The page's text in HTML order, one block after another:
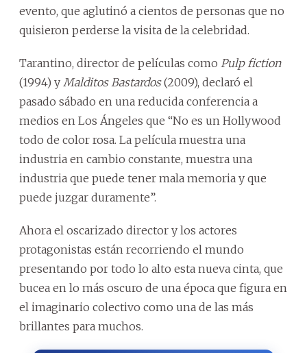
evento, que aglutinó a cientos de personas que no
quisieron perderse la visita de la celebridad.
Tarantino, director de películas como Pulp fiction
(1994) y Malditos Bastardos(2009), declaró el
pasado sábado en una reducida conferencia a
medios en Los Ángeles que “No es un Hollywood
todo de color rosa. La película muestra una
industria en cambio constante, muestra una
industria que puede tener mala memoria y que
puede juzgar duramente”.
Ahora el oscarizado director y los actores
protagonistas están recorriendo el mundo
presentando por todo lo alto esta nueva cinta, que
bucea en lo más oscuro de una época que figura en
el imaginario colectivo como una de las más
brillantes para muchos.